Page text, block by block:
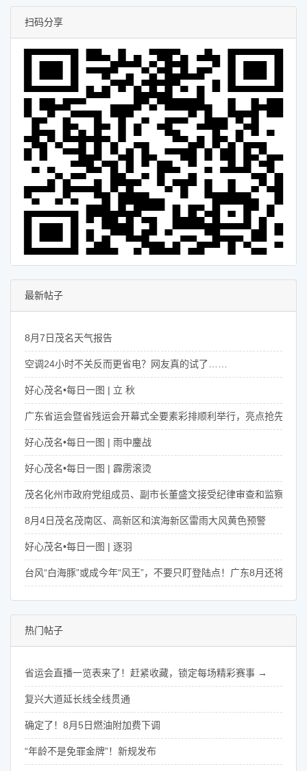
扫码分享
最新帖子
8月7日茂名天气报告
空调24小时不关反而更省电？网友真的试了……
好心茂名•每日一图 | 立 秋
广东省运会暨省残运会开幕式全要素彩排顺利举行，亮点抢先看！
好心茂名•每日一图 | 雨中鏖战
好心茂名•每日一图 | 霹雳滚烫
茂名化州市政府党组成员、副市长董盛文接受纪律审查和监察调查
8月4日茂名茂南区、高新区和滨海新区雷雨大风黄色预警
好心茂名•每日一图 | 逐羽
台风“白海豚”或成今年“风王”，不要只盯登陆点！广东8月还将有4
热门帖子
省运会直播一览表来了！赶紧收藏，锁定每场精彩赛事 →
复兴大道延长线全线贯通
确定了！8月5日燃油附加费下调
“年龄不是免罪金牌”！新规发布